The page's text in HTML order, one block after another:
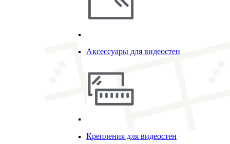
Аксессуары для видеостен
Крепления для видеостен